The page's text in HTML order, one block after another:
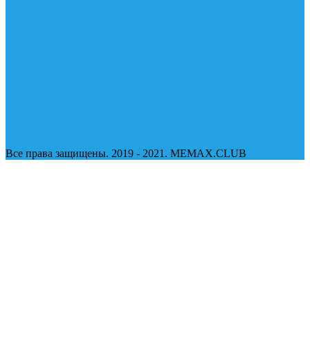
Все права защищены. 2019 - 2021. MEMAX.CLUB